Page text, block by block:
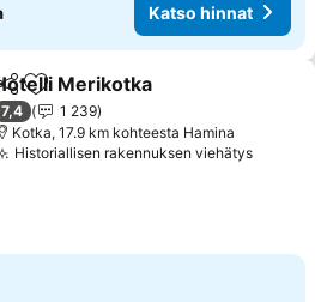
Katso hinnat
Lisää suosikkeihin
Merikotka
7,4
1 239
Kotka, 17.9 km kohteesta Hamina
Historiallisen rakennuksen viehätys